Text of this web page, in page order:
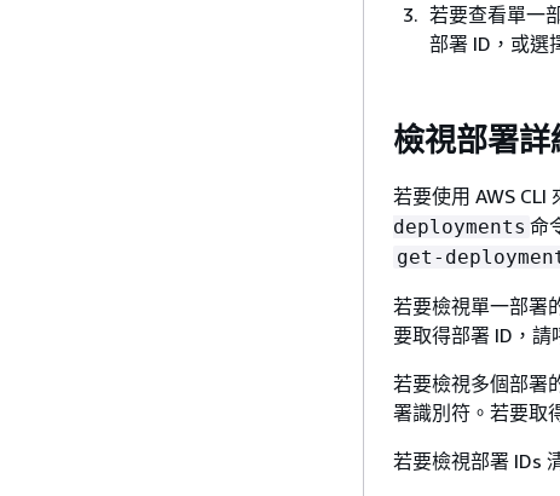
若要查看單一
部署 ID，或選
檢視部署詳
若要使用 AWS CLI
deployments 命
get-
若要檢視單一部署
要取得部署 ID，請
若要檢視多個部署
署識別符。若要取
若要檢視部署 IDs